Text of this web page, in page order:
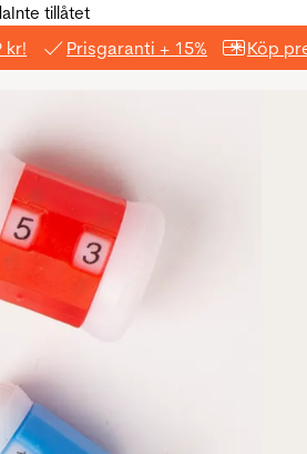
Inte tillåtet
kr! Prisgaranti + 15% Köp